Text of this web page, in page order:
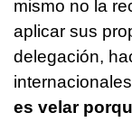
mismo no la
aplicar sus
delegación,
es velar